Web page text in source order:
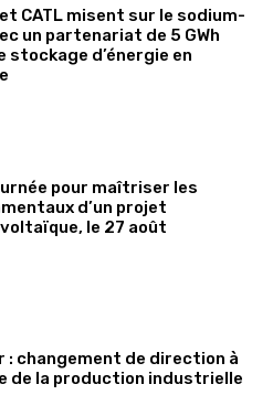
CATL misent sur le sodium-
un partenariat de 5 GWh
stockage d’énergie en
pour maîtriser les
d’un projet
le 27 août
: changement de direction à
de la production industrielle